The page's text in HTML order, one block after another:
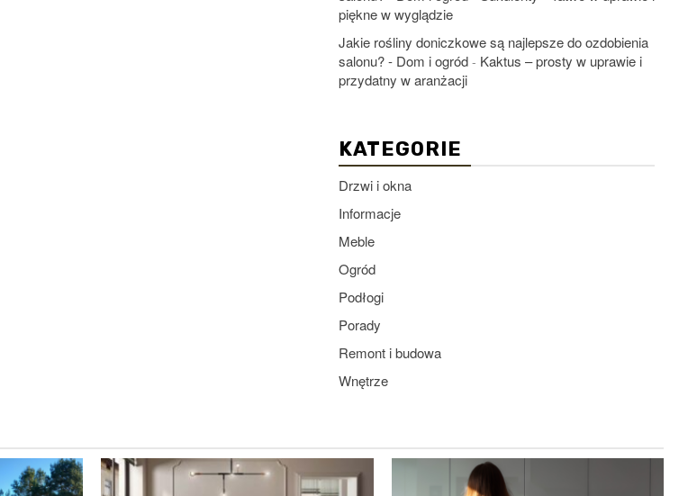
piękne w wyglądzie
Jakie rośliny doniczkowe są najlepsze do ozdobienia
salonu? - Dom i ogród - Kaktus – prosty w uprawie i
przydatny w aranżacji
KATEGORIE
Drzwi i okna
Informacje
Meble
Ogród
Podłogi
Porady
Remont i budowa
Wnętrze